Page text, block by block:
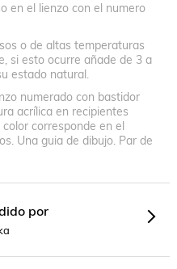
en el lienzo con el numero
o de altas temperaturas
si esto ocurre añade de 3 a
estado natural.
numerado con bastidor
acrílica en recipientes
corresponde en el
Una guia de dibujo. Par de
por